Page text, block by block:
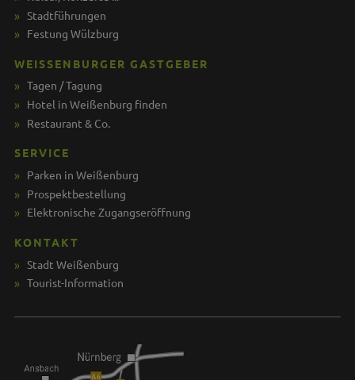
Stadtführungen
Festung Wülzburg
WEISSENBURGER GASTGEBER
Tagen / Tagung
Hotel in Weißenburg finden
Restaurant & Co.
SERVICE
Parken in Weißenburg
Prospektbestellung
Elektronische Zugangseröffnung
KONTAKT
Stadt Weißenburg
Tourist-Information